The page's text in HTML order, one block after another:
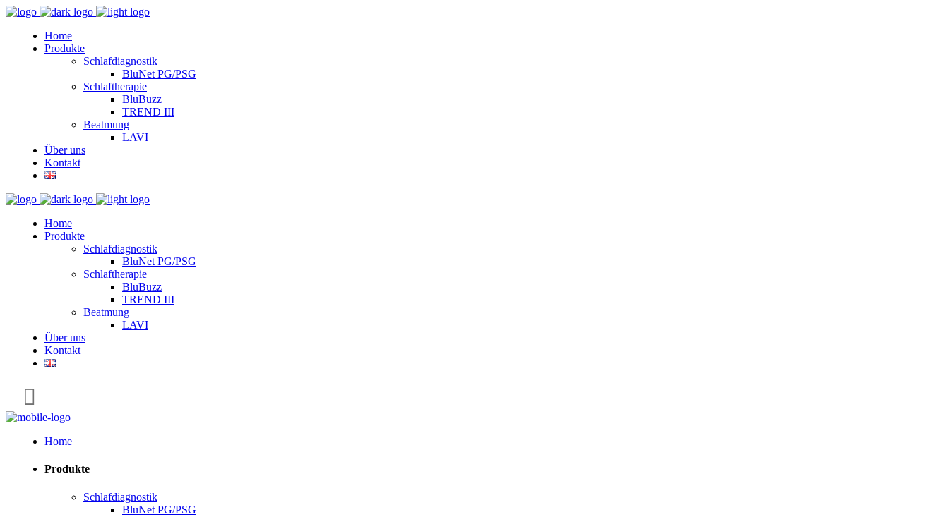
Home
Produkte
Schlafdiagnostik
BluNet PG/PSG
Schlaftherapie
BluBuzz
TREND III
Beatmung
LAVI
Über uns
Kontakt
Home
Produkte
Schlafdiagnostik
BluNet PG/PSG
Schlaftherapie
BluBuzz
TREND III
Beatmung
LAVI
Über uns
Kontakt
Home
Produkte
Schlafdiagnostik
BluNet PG/PSG